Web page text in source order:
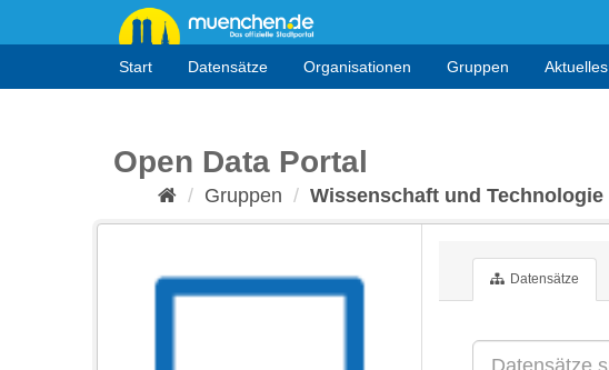
Start Datensätze Organisationen Gruppen Aktuelles
Open Data Portal
Gruppen Wissenschaft und Technologie
Datensätze